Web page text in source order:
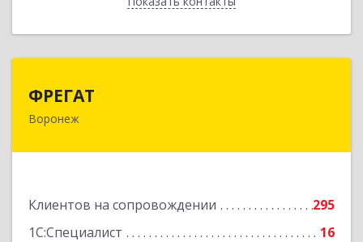
ФРЕГАТ
Воронеж
Клиентов на сопровождении
295
1С:Специалист
16